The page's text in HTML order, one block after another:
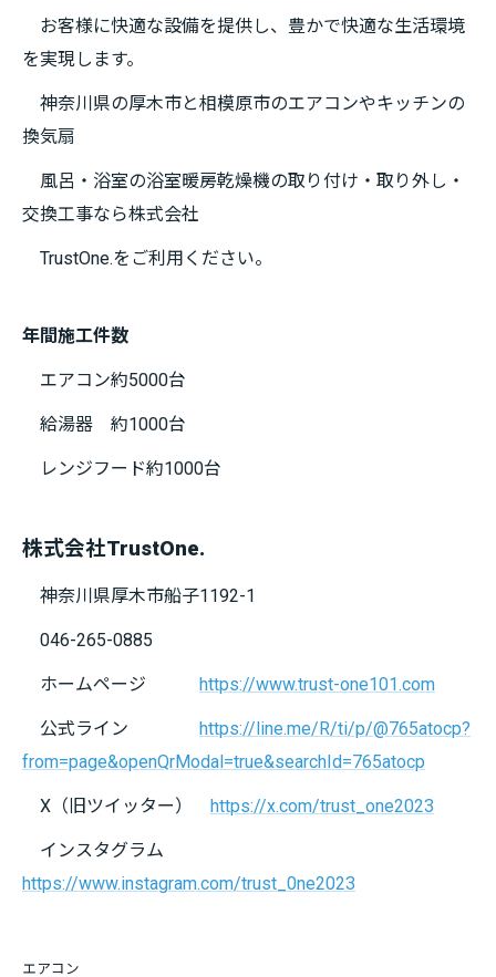
お客様に快適な設備を提供し、豊かで快適な生活環境
を実現します。
神奈川県の厚木市と相模原市のエアコンやキッチンの
換気扇
風呂・浴室の浴室暖房乾燥機の取り付け・取り外し・
交換工事なら株式会社
TrustOne.をご利用ください。
年間施工件数
エアコン約5000台
給湯器 約1000台
レンジフード約1000台
株式会社TrustOne.
神奈川県厚木市船子1192-1
046-265-0885
ホームページ https://www.trust-one101.com
公式ライン https://line.me/R/ti/p/@765atocp?
from=page&openQrModal=true&searchId=765atocp
X（旧ツイッター） https://x.com/trust_one2023
インスタグラム
https://www.instagram.com/trust_0ne2023
エアコン